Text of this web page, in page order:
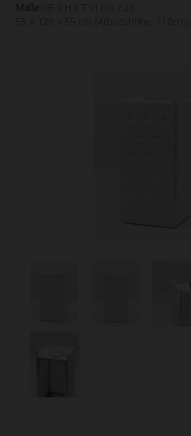
Maße:
(B x H x T in cm, ca.)
55 x 120 x 55 cm (Arbeitshöhe: 110cm)